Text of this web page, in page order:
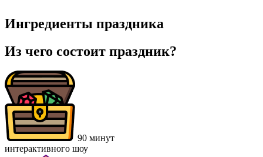
Ингредиенты праздника
Из чего состоит праздник?
90 минут
интерактивного шоу